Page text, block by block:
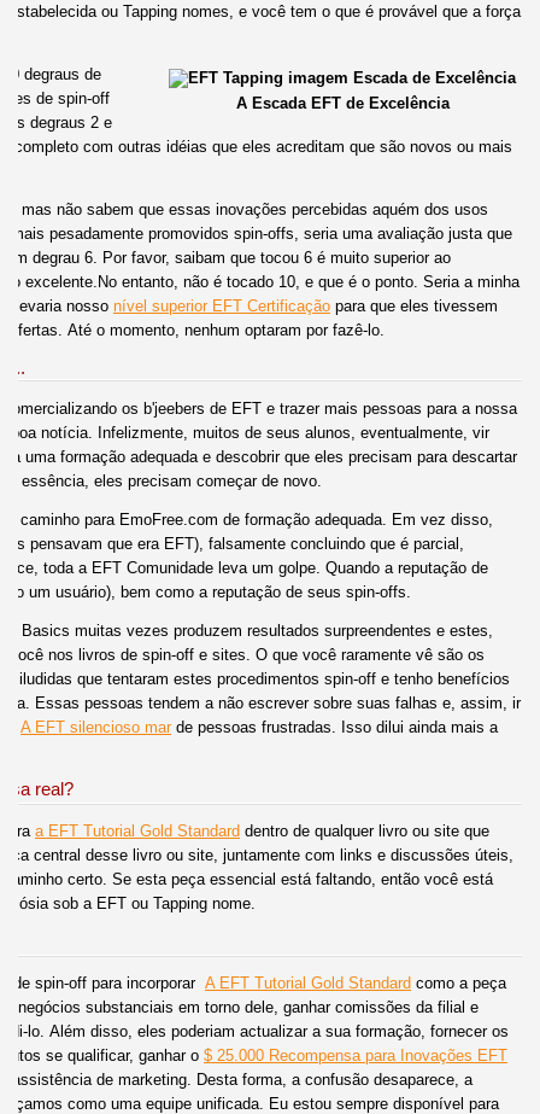
ou Tapping nomes, e você tem o que é provável que a força
A Escada EFT de Excelência
degraus de
de spin-off
os degraus 2 e
com outras idéias que eles acreditam que são novos ou mais
mas não sabem que essas inovações percebidas aquém dos usos
pesadamente promovidos spin-offs, seria uma avaliação justa que
degrau 6. Por favor, saibam que tocou 6 é muito superior ao
excelente.No entanto, não é tocado 10, e que é o ponto. Seria a minha
levaria nossonível superior EFT Certificação para que eles tivessem
Até o momento, nenhum optaram por fazê-lo.
...
os b'jeebers de EFT e trazer mais pessoas para a nossa
boa notícia. Infelizmente, muitos de seus alunos, eventualmente, vir
uma formação adequada e descobrir que eles precisam para descartar
essência, eles precisam começar de novo.
caminho para EmoFree.com de formação adequada. Em vez disso,
pensavam que era EFT), falsamente concluindo que é parcial,
toda a EFT Comunidade leva um golpe. Quando a reputação de
um usuário), bem como a reputação de seus spin-offs.
Basics muitas vezes produzem resultados surpreendentes e estes,
você nos livros de spin-off e sites. O que você raramente vê são os
que tentaram estes procedimentos spin-off e tenho benefícios
Essas pessoas tendem a não escrever sobre suas falhas e, assim, ir
A EFT silencioso mar de pessoas frustradas. Isso dilui ainda mais a
real?
a EFT Tutorial Gold Standard dentro de qualquer livro ou site que
central desse livro ou site, juntamente com links e discussões úteis,
certo. Se esta peça essencial está faltando, então você está
sósia sob a EFT ou Tapping nome.
de spin-off para incorporarA EFT Tutorial Gold Standard como a peça
negócios substanciais em torno dele, ganhar comissões da filial e
lo. Além disso, eles poderiam actualizar a sua formação, fornecer os
se qualificar, ganhar o$ 25.000 Recompensa para Inovações EFT
assistência de marketing. Desta forma, a confusão desaparece, a
como uma equipe unificada. Eu estou sempre disponível para